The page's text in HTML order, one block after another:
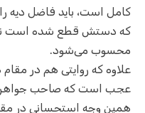
کامل است، باید فاضل دیه را
که دستش قطع شده است
محسوب می‌شود.
علاوه که روایتی هم در
عجب است که صاحب جواهر
همین وجه استحسانی در